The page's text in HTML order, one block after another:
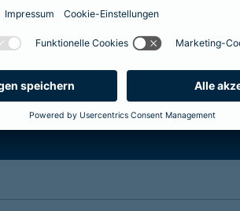
ab wann Ihr Xtra-Fahrer-